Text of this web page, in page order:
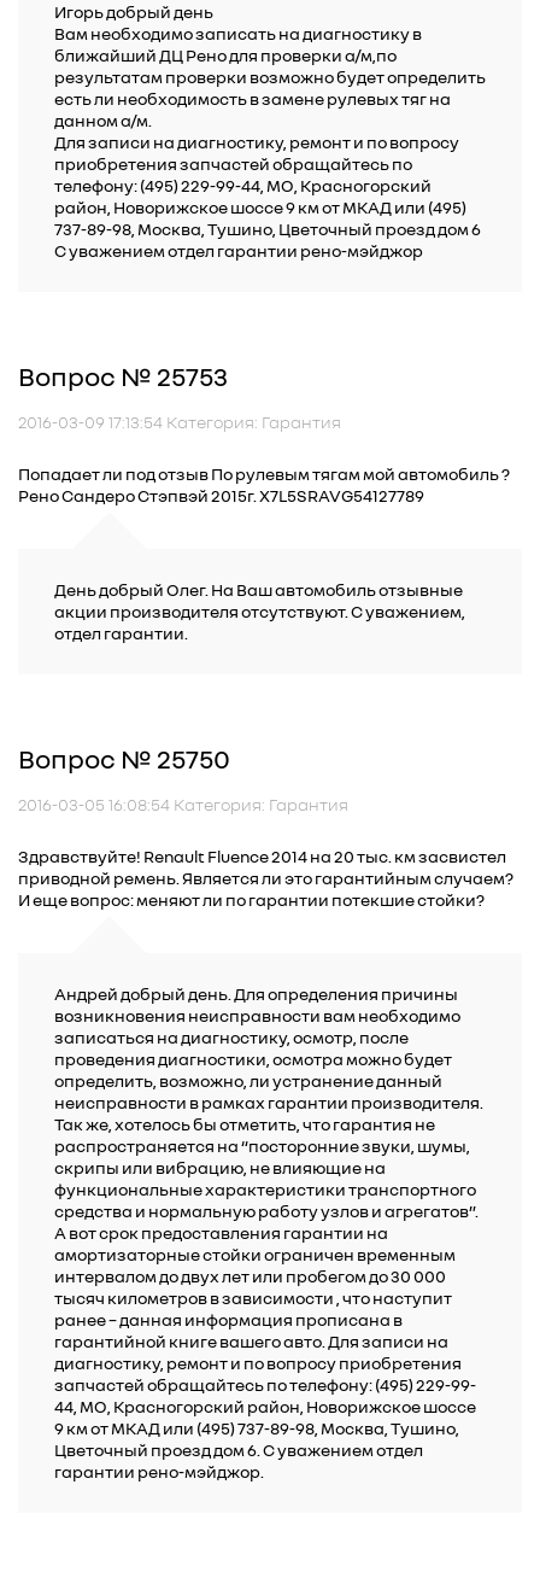
Игорь добрый день
Вам необходимо записать на диагностику в
ближайший ДЦ Рено для проверки а/м,по
результатам проверки возможно будет определить
есть ли необходимость в замене рулевых тяг на
данном а/м.
Для записи на диагностику, ремонт и по вопросу
приобретения запчастей обращайтесь по
телефону: (495) 229-99-44, МО, Красногорский
район, Новорижское шоссе 9 км от МКАД или (495)
737-89-98, Москва, Тушино, Цветочный проезд дом 6
С уважением отдел гарантии рено-мэйджор
Вопрос № 25753
2016-03-09 17:13:54 Категория: Гарантия
Попадает ли под отзыв По рулевым тягам мой автомобиль ?
Рено Сандеро Стэпвэй 2015г. X7L5SRAVG54127789
День добрый Олег. На Ваш автомобиль отзывные
акции производителя отсутствуют. С уважением,
отдел гарантии.
Вопрос № 25750
2016-03-05 16:08:54 Категория: Гарантия
Здравствуйте! Renault Fluence 2014 на 20 тыс. км засвистел
приводной ремень. Является ли это гарантийным случаем?
И еще вопрос: меняют ли по гарантии потекшие стойки?
Андрей добрый день. Для определения причины
возникновения неисправности вам необходимо
записаться на диагностику, осмотр, после
проведения диагностики, осмотра можно будет
определить, возможно, ли устранение данный
неисправности в рамках гарантии производителя.
Так же, хотелось бы отметить, что гарантия не
распространяется на “посторонние звуки, шумы,
скрипы или вибрацию, не влияющие на
функциональные характеристики транспортного
средства и нормальную работу узлов и агрегатов”.
А вот срок предоставления гарантии на
амортизаторные стойки ограничен временным
интервалом до двух лет или пробегом до 30 000
тысяч километров в зависимости , что наступит
ранее – данная информация прописана в
гарантийной книге вашего авто. Для записи на
диагностику, ремонт и по вопросу приобретения
запчастей обращайтесь по телефону: (495) 229-99-
44, МО, Красногорский район, Новорижское шоссе
9 км от МКАД или (495) 737-89-98, Москва, Тушино,
Цветочный проезд дом 6. С уважением отдел
гарантии рено-мэйджор.